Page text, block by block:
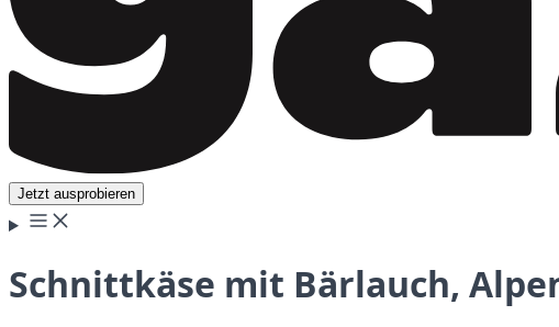
Jetzt ausprobieren
Schnittkäse mit Bärlauch,